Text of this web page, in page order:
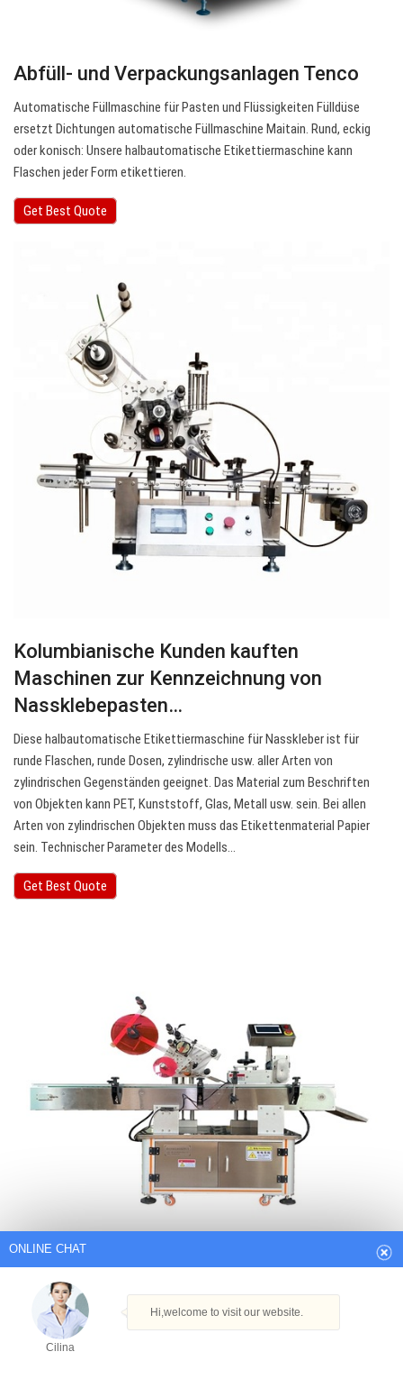
Abfüll- und Verpackungsanlagen Tenco
Automatische Füllmaschine für Pasten und Flüssigkeiten Fülldüse
ersetzt Dichtungen automatische Füllmaschine Maitain. Rund, eckig
oder konisch: Unsere halbautomatische Etikettiermaschine kann
Flaschen jeder Form etikettieren.
Get Best Quote
Kolumbianische Kunden kauften
Maschinen zur Kennzeichnung von
Nassklebepasten…
Diese halbautomatische Etikettiermaschine für Nasskleber ist für
runde Flaschen, runde Dosen, zylindrische usw. aller Arten von
zylindrischen Gegenständen geeignet. Das Material zum Beschriften
von Objekten kann PET, Kunststoff, Glas, Metall usw. sein. Bei allen
Arten von zylindrischen Objekten muss das Etikettenmaterial Papier
sein. Technischer Parameter des Modells…
Get Best Quote
Automatische Etikettenklebemaschine
Cilina